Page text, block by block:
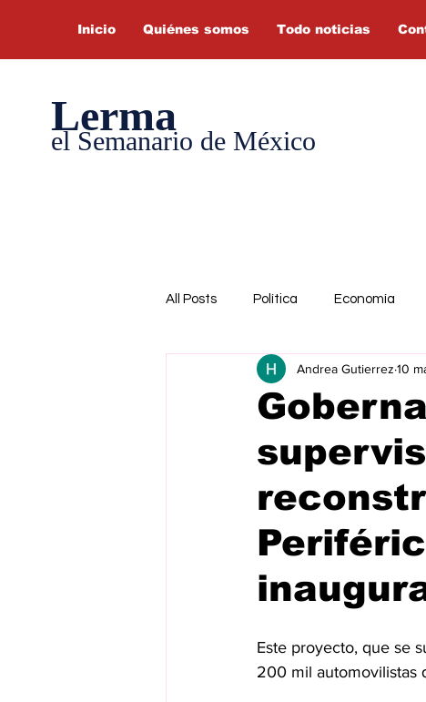
Inicio Quiénes somos Todo noticias
Lerma
el Semanario de México
All Posts Política Economía
Andrea Gutierrez 10
Este proyecto, que se
200 mil automovilistas